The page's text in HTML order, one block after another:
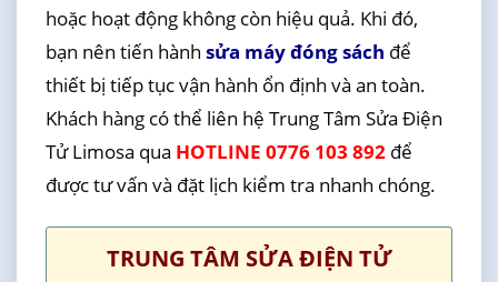
hoặc hoạt động không còn hiệu quả. Khi đó,
bạn nên tiến hành sửa máy đóng sách để
thiết bị tiếp tục vận hành ổn định và an toàn.
Khách hàng có thể liên hệ Trung Tâm Sửa Điện
Tử Limosa qua HOTLINE 0776 103 892để
được tư vấn và đặt lịch kiểm tra nhanh chóng.
TRUNG TÂM SỬA ĐIỆN TỬ